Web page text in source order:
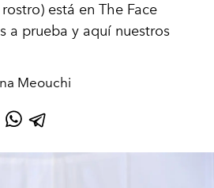
está en The Face
a prueba y aquí nuestros
Meouchi